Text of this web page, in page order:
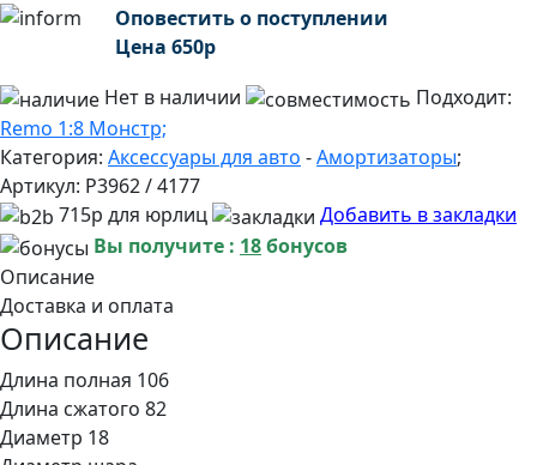
Оповестить о поступлении
Цена 650р
Нет в наличии
Подходит:
Remo 1:8 Монстр;
Категория: Аксессуары для авто -Амортизаторы;
Артикул: P3962 / 4177
715р для юрлиц
Добавить в закладки
Вы получите : 18бонусов
Описание
Доставка и оплата
Описание
Длина полная 106
Длина сжатого 82
Диаметр 18